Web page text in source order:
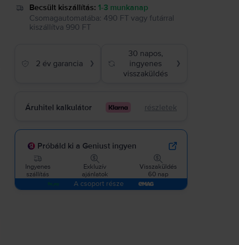
Becsült kiszállítás: 1-3 munkanap
Csomagautomatába: 490 FT vagy futárral
kiszállítva 990 FT
2 év garancia ❯
30 napos,
ingyenes
visszaküldés
❯
Áruhitel kalkulátor részletek
Próbáld ki a Geniust ingyen
Ingyenes
szállítás
Exkluzív
ajánlatok
Visszaküldés
60 nap
A csoport része